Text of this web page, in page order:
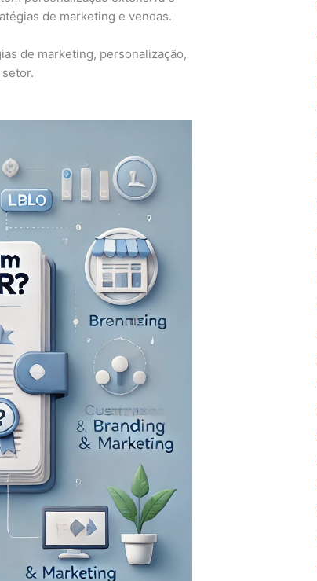
de marketing e vendas.
de marketing, personalização,